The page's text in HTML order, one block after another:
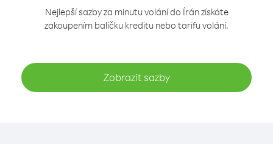
Nejlepší sazby za minutu volání do Írán získáte
zakoupením balíčku kreditu nebo tarifu volání.
Zobrazit sazby